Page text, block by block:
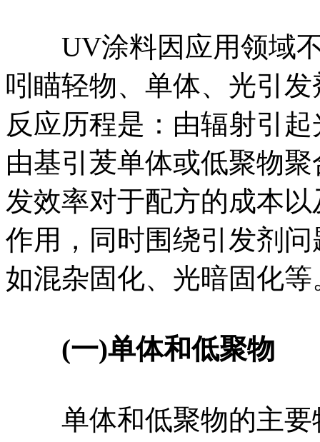
UV涂料因应用领域不
吲瞄轻物、单体、光引
反应历程是：由辐射引
由基引茇单体或低聚物
发效率对于配方的成本
作用，同时围绕引发剂
如混杂固化、光暗固化等
(一)单体和低聚物
单体和低聚物的主要